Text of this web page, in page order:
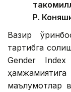
Р.
Вазир
тартибга
Gender
маълумотлар